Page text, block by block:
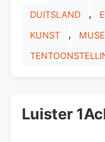
DUITSLAND ,
KUNST ,
Luister